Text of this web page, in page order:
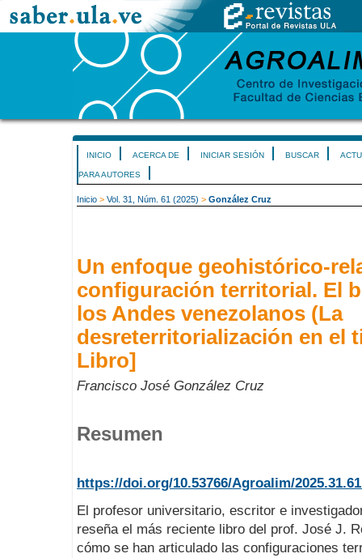
INICIO ACERCA DE INICIAR SESIÓN BUSCAR
PARA AUTORES
Inicio > Vol. 31, Núm. 61 (2025) > González Cruz
Un enfoque geohistórico-
configuración territorial. El
los Andes venezolanos (La
desreterritorialización en el
Libro]
Francisco José González Cruz
Resumen
https://doi.org/10.53766/Agroalim/
El profesor universitario, escritor e
reseña el más reciente libro del prof. José J.
cómo se han articulado las configuraciones